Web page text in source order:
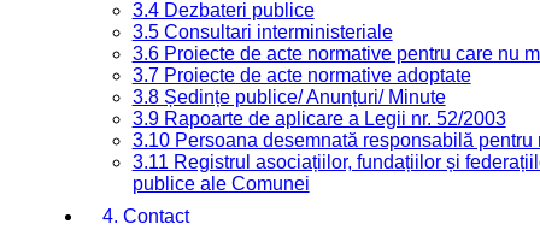
3.4 Dezbateri publice
3.5 Consultari interministeriale
3.6 Proiecte de acte normative pentru care nu
3.7 Proiecte de acte normative adoptate
3.8 Ședințe publice/ Anunțuri/ Minute
3.9 Rapoarte de aplicare a Legii nr. 52/2003
3.10 Persoana desemnată responsabilă
3.11 Registrul asociațiilor, fundațiilor și
publice ale Comunei
4. Contact